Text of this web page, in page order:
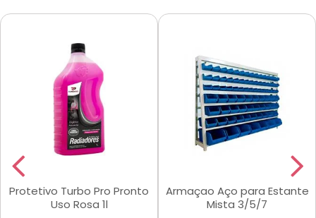
Protetivo Turbo Pro Pronto
Uso Rosa 1l
Armaçao Aço para Estante
Mista 3/5/7